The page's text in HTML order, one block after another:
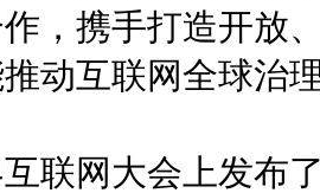
，携手打造开放
动互联网全球治
网大会上发布了